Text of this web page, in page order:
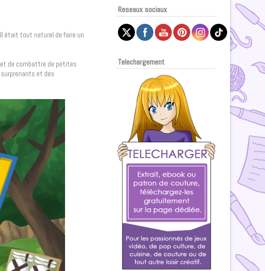
était tout naturel de faire un
et de combattre de petites
et des
Reseaux sociaux
Telechargement